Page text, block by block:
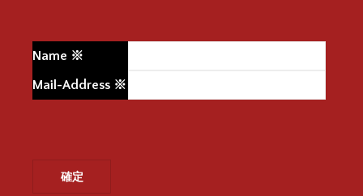
Name ※
Mail-Address ※